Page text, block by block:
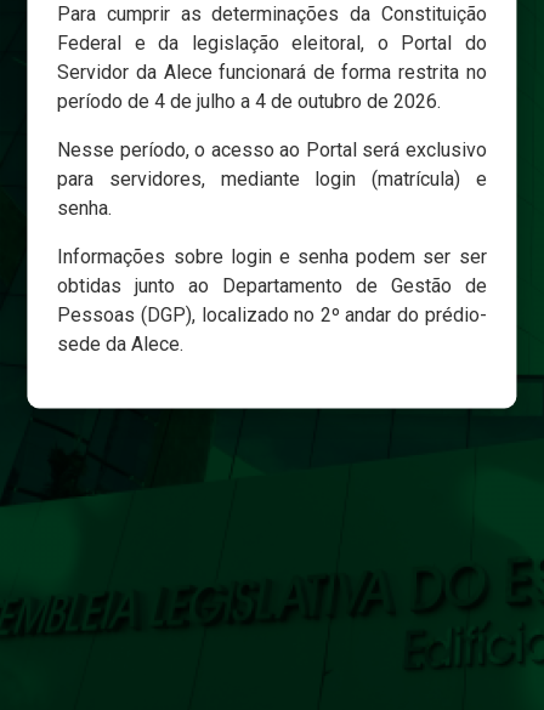
Senha
Esqueci minha senha
Para cumprir as determinações da Constituição
Federal e da legislação eleitoral, o Portal do
Servidor da Alece funcionará de forma restrita no
período de 4 de julho a 4 de outubro de 2026.
Nesse período, o acesso ao Portal será exclusivo
para servidores, mediante login (matrícula) e
senha.
Informações sobre login e senha podem ser ser
obtidas junto ao Departamento de Gestão de
Pessoas (DGP), localizado no 2º andar do prédio-
sede da Alece.